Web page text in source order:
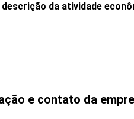
descrição da atividade
e contato da